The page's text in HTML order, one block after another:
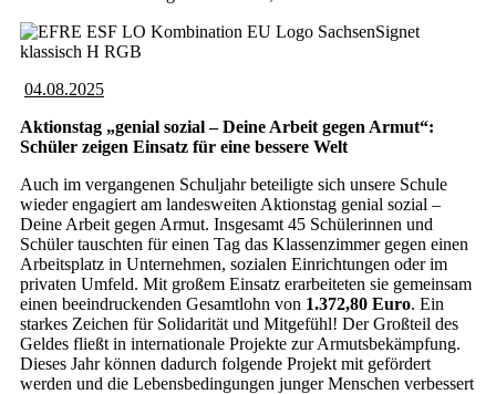
04.08.2025
Aktionstag „genial sozial – Deine Arbeit gegen Armut“:
Schüler zeigen Einsatz für eine bessere Welt
Auch im vergangenen Schuljahr beteiligte sich unsere Schule
wieder engagiert am landesweiten Aktionstag genial sozial –
Deine Arbeit gegen Armut. Insgesamt 45 Schülerinnen und
Schüler tauschten für einen Tag das Klassenzimmer gegen einen
Arbeitsplatz in Unternehmen, sozialen Einrichtungen oder im
privaten Umfeld. Mit großem Einsatz erarbeiteten sie gemeinsam
einen beeindruckenden Gesamtlohn von 1.372,80 Euro. Ein
starkes Zeichen für Solidarität und Mitgefühl! Der Großteil des
Geldes fließt in internationale Projekte zur Armutsbekämpfung.
Dieses Jahr können dadurch folgende Projekt mit gefördert
werden und die Lebensbedingungen junger Menschen verbessert